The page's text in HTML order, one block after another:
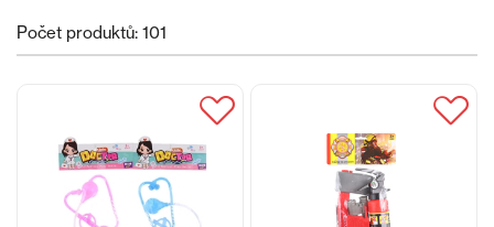
Počet produktů: 101